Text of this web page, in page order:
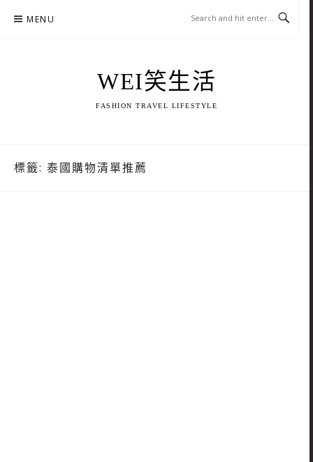
MENU
WEI笑生活
FASHION TRAVEL LIFESTYLE
標籤: 泰國購物清單推薦